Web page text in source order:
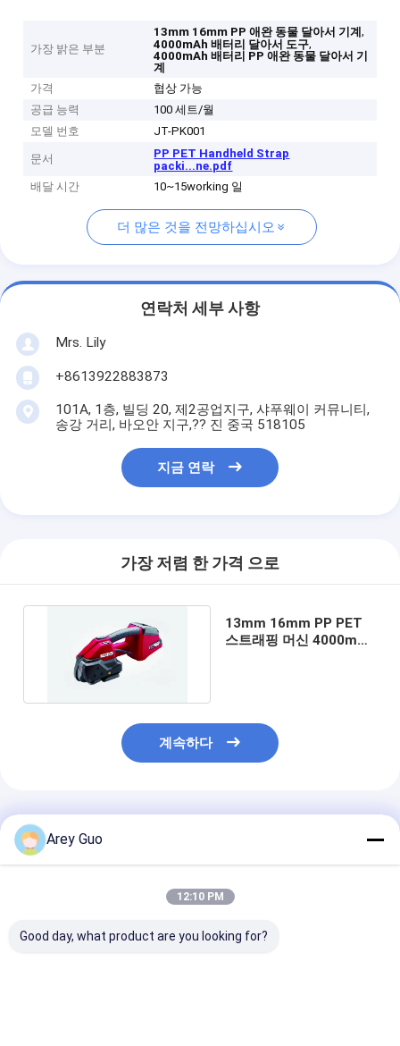
가장 밝은 부분
13mm 16mm PP 애완 동물 달아서 기계,
4000mAh 배터리 달아서 도구,
4000mAh 배터리 PP 애완 동물 달아서 기
계
가격
협상 가능
공급 능력
100 세트/월
모델 번호
JT-PK001
문서
PP PET Handheld Strap
packi...ne.pdf
배달 시간
10~15working 일
더 많은 것을 전망하십시오
연락처 세부 사항
Mrs. Lily
+8613922883873
101A, 1층, 빌딩 20, 제2공업지구, 샤푸웨이 커뮤니티,
송강 거리, 바오안 지구,?? 진 중국 518105
지금 연락
가장 저렴 한 가격 으로
13mm 16mm PP PET
스트래핑 머신 4000mAh
계속하다
추천된 제품
Arey Guo
12:10 PM
Good day, what product are you looking for?